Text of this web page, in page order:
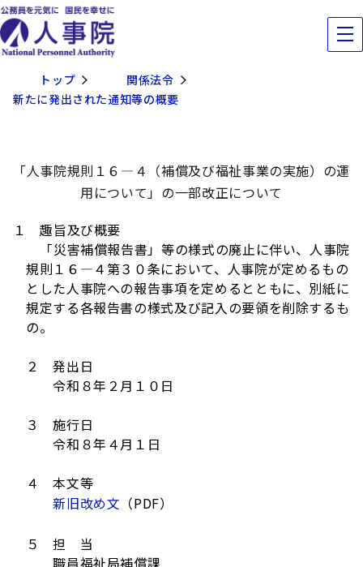
トップ
関係法令
新たに発出された通知等の概要
「人事院規則１６―４（補償及び福祉事業の実施）の運
用について」の一部改正について
１ 趣旨及び概要
「災害補償報告書」等の様式の廃止に伴い、人事院
規則１６―４第３０条において、人事院が定めるもの
とした人事院への報告事項を定めるとともに、別紙に
規定する各報告書の様式及び記入の要領を削除するも
の。
２ 発出日
令和８年２月１０日
３ 施行日
令和８年４月１日
４ 本文等
新旧改め文 （PDF）
５ 担 当
職員福祉局補償課